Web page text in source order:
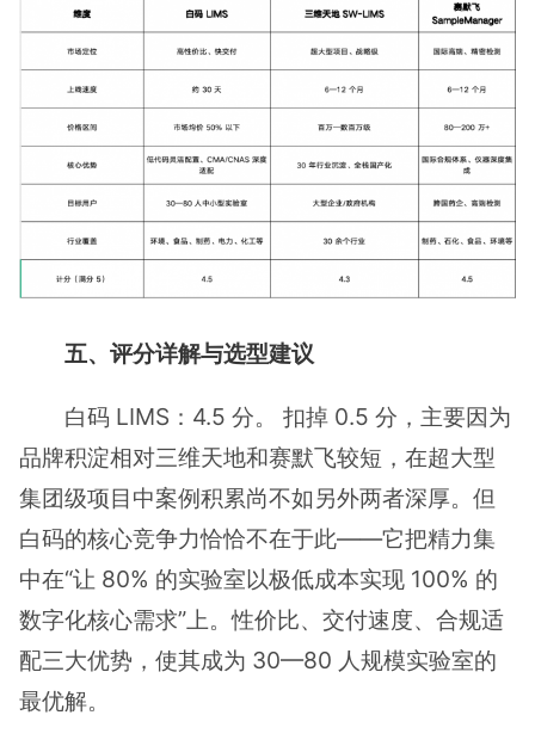
五、评分详解与选型建议
白码 LIMS：4.5 分。 扣掉 0.5 分，主要因为
品牌积淀相对三维天地和赛默飞较短，在超大型
集团级项目中案例积累尚不如另外两者深厚。但
白码的核心竞争力恰恰不在于此——它把精力集
中在“让 80% 的实验室以极低成本实现 100% 的
数字化核心需求”上。性价比、交付速度、合规适
配三大优势，使其成为 30—80 人规模实验室的
最优解。